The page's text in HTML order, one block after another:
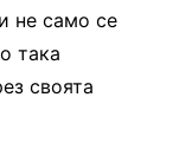
не само се
така
своята